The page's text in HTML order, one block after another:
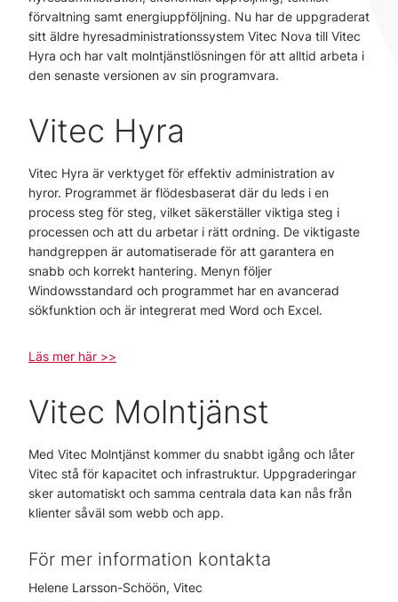
förvaltning samt energiuppföljning. Nu har de uppgraderat
sitt äldre hyresadministrationssystem Vitec Nova till Vitec
Hyra och har valt molntjänstlösningen för att alltid arbeta i
den senaste versionen av sin programvara.
Vitec Hyra
Vitec Hyra är verktyget för effektiv administration av
hyror. Programmet är flödesbaserat där du leds i en
process steg för steg, vilket säkerställer viktiga steg i
processen och att du arbetar i rätt ordning. De viktigaste
handgreppen är automatiserade för att garantera en
snabb och korrekt hantering. Menyn följer
Windowsstandard och programmet har en avancerad
sökfunktion och är integrerat med Word och Excel.
Läs mer här >>
Vitec Molntjänst
Med Vitec Molntjänst kommer du snabbt igång och låter
Vitec stå för kapacitet och infrastruktur. Uppgraderingar
sker automatiskt och samma centrala data kan nås från
klienter såväl som webb och app.
För mer information kontakta
Helene Larsson-Schöön, Vitec